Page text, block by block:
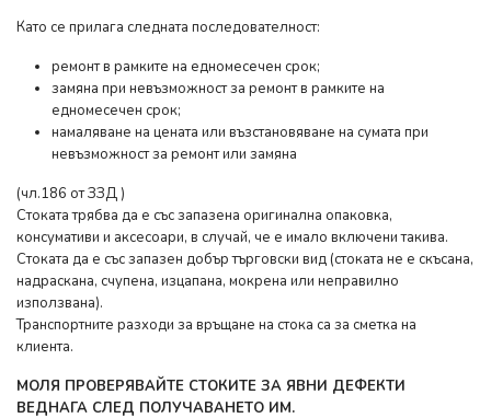
Като се прилага следната последователност:
ремонт в рамките на едномесечен срок;
замяна при невъзможност за ремонт в рамките на
едномесечен срок;
намаляване на цената или възстановяване на сумата при
невъзможност за ремонт или замяна
(чл.186 от ЗЗД )
Стоката трябва да е със запазена оригинална опаковка,
консумативи и аксесоари, в случай, че е имало включени такива.
Стоката да е със запазен добър търговски вид (стоката не е скъсана,
надраскана, счупена, изцапана, мокрена или неправилно
използвана).
Транспортните разходи за връщане на стока са за сметка на
клиента.
МОЛЯ ПРОВЕРЯВАЙТЕ СТОКИТЕ ЗА ЯВНИ ДЕФЕКТИ
ВЕДНАГА СЛЕД ПОЛУЧАВАНЕТО ИМ.